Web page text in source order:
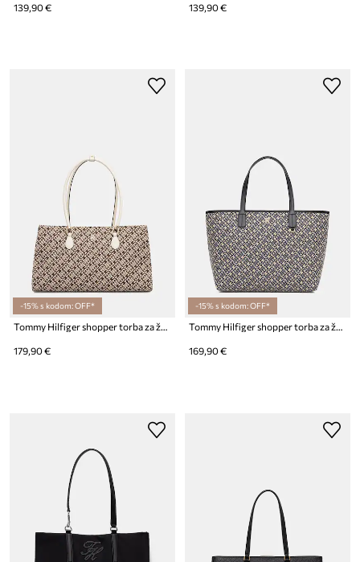
139,90 € 139,90 €
-15% s kodom: OFF*
Tommy Hilfiger shopper torba za žene
179,90 €
-15% s kodom: OFF*
Tommy Hilfiger shopper torba za žene
169,90 €